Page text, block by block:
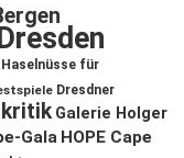
Haselnüsse für
Dresdner
Galerie Holger
Gala HOPE Cape